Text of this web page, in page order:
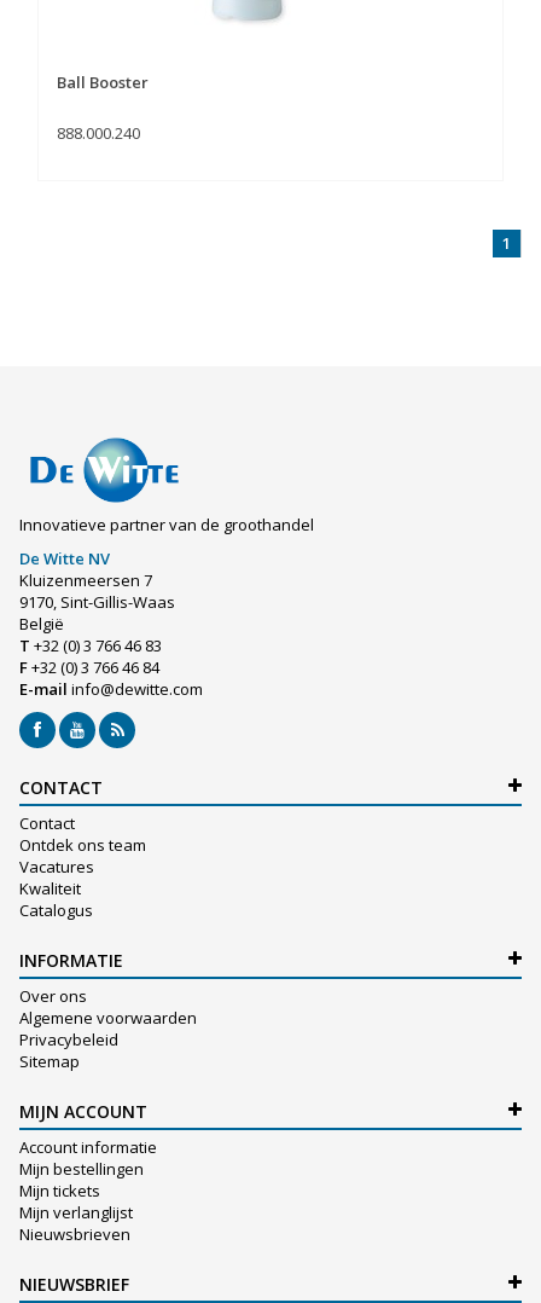
Ball Booster
888.000.240
1
Innovatieve partner van de groothandel
De Witte NV
Kluizenmeersen 7
9170, Sint-Gillis-Waas
België
T +32 (0) 3 766 46 83
F+32 (0) 3 766 46 84
E-mail info@dewitte.com
CONTACT
Contact
Ontdek ons team
Vacatures
Kwaliteit
Catalogus
INFORMATIE
Over ons
Algemene voorwaarden
Privacybeleid
Sitemap
MIJN ACCOUNT
Account informatie
Mijn bestellingen
Mijn tickets
Mijn verlanglijst
Nieuwsbrieven
NIEUWSBRIEF